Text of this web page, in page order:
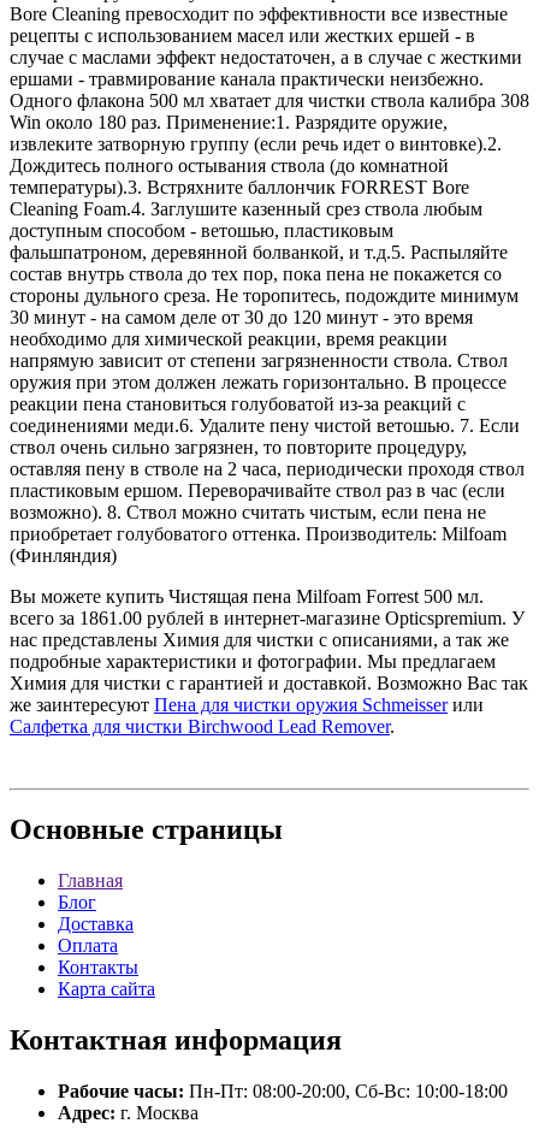
Bore Cleaning превосходит по эффективности все известные
рецепты с использованием масел или жестких ершей - в
случае с маслами эффект недостаточен, а в случае с жесткими
ершами - травмирование канала практически неизбежно.
Одного флакона 500 мл хватает для чистки ствола калибра 308
Win около 180 раз. Применение:1. Разрядите оружие,
извлеките затворную группу (если речь идет о винтовке).2.
Дождитесь полного остывания ствола (до комнатной
температуры).3. Встряхните баллончик FORREST Bore
Cleaning Foam.4. Заглушите казенный срез ствола любым
доступным способом - ветошью, пластиковым
фальшпатроном, деревянной болванкой, и т.д.5. Распыляйте
состав внутрь ствола до тех пор, пока пена не покажется со
стороны дульного среза. Не торопитесь, подождите минимум
30 минут - на самом деле от 30 до 120 минут - это время
необходимо для химической реакции, время реакции
напрямую зависит от степени загрязненности ствола. Ствол
оружия при этом должен лежать горизонтально. В процессе
реакции пена становиться голубоватой из-за реакций с
соединениями меди.6. Удалите пену чистой ветошью. 7. Если
ствол очень сильно загрязнен, то повторите процедуру,
оставляя пену в стволе на 2 часа, периодически проходя ствол
пластиковым ершом. Переворачивайте ствол раз в час (если
возможно). 8. Ствол можно считать чистым, если пена не
приобретает голубоватого оттенка. Производитель: Milfoam
(Финляндия)
Вы можете купить Чистящая пена Milfoam Forrest 500 мл.
всего за 1861.00 рублей в интернет-магазине Opticspremium. У
нас представлены Химия для чистки с описаниями, а так же
подробные характеристики и фотографии. Мы предлагаем
Химия для чистки с гарантией и доставкой. Возможно Вас так
же заинтересуют Пена для чистки оружия Schmeisserили
Салфетка для чистки Birchwood Lead Remover.
Основные страницы
Главная
Блог
Доставка
Оплата
Контакты
Карта сайта
Контактная информация
Рабочие часы: Пн-Пт: 08:00-20:00, Сб-Вс: 10:00-18:00
Адрес: г. Москва